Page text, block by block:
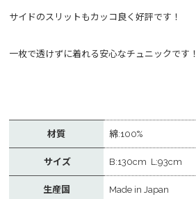
サイドのスリットもカッコ良く好評です！
一枚で透けずに着れる安心なチュニックです！
材質 綿:100%
サイズ B:130cm L:93cm
生産国 Made in Japan